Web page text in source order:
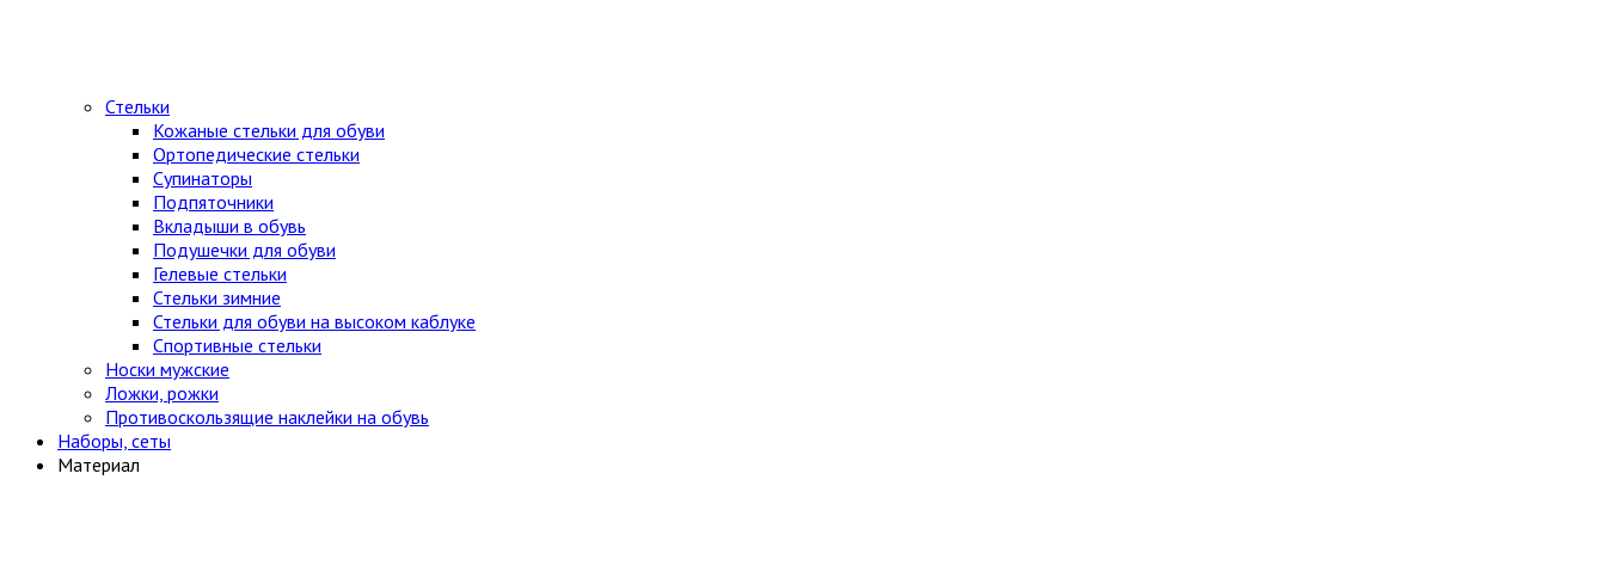
Стельки
Кожаные стельки для обуви
Ортопедические стельки
Супинаторы
Подпяточники
Вкладыши в обувь
Подушечки для обуви
Гелевые стельки
Стельки зимние
Стельки для обуви на высоком каблуке
Спортивные стельки
Носки мужские
Ложки, рожки
Противоскользящие наклейки на обувь
Наборы, сеты
Материал